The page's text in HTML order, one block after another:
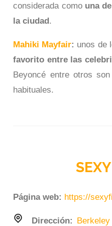
considerada como una
la ciudad.
Mahiki Mayfair: unos de
favorito entre las
Beyoncé entre otros
habituales.
Página web: https://
Dirección: